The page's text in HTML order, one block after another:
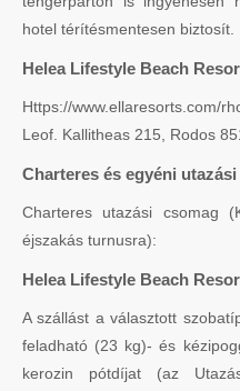
hotel térítésmentesen biztosít.
Helea Lifestyle Beach
Https://www.ellaresorts.com/
Leof. Kallitheas 215, Rodos
Charteres és egyéni
Charteres utazási csomag
éjszakás turnusra):
Helea Lifestyle Beach
A szállást a választott
feladható (23 kg)- és
kerozin pótdíjat (az